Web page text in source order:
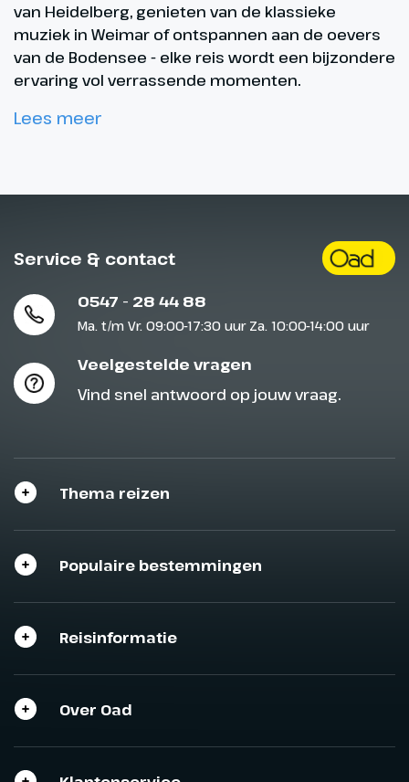
van Heidelberg, genieten van de klassieke
muziek in Weimar of ontspannen aan de oevers
van de Bodensee - elke reis wordt een bijzondere
ervaring vol verrassende momenten.
Lees meer
Service & contact
0547 - 28 44 88
Ma. t/m Vr. 09:00-17:30 uur Za. 10:00-14:00 uur
Veelgestelde vragen
Vind snel antwoord op jouw vraag.
Thema reizen
Populaire bestemmingen
Reisinformatie
Over Oad